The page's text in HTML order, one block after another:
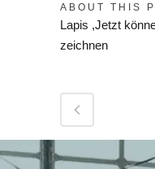
ABOUT THIS
Lapis ,Jetzt
zeichnen